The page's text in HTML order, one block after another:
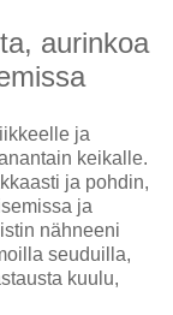
aurinkoa
ja
keikalle.
ja pohdin,
ja
nähneeni
seuduilla,
kuulu,